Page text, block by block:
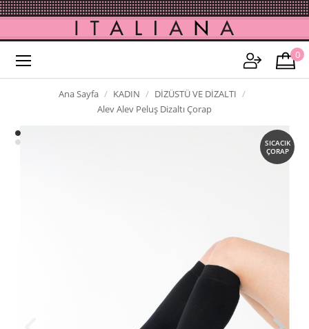
0
Ana Sayfa KADIN
DİZÜSTÜ VE DİZALTI
Alev Alev Peluş Dizaltı Çorap
SICACIK
ÇORAP